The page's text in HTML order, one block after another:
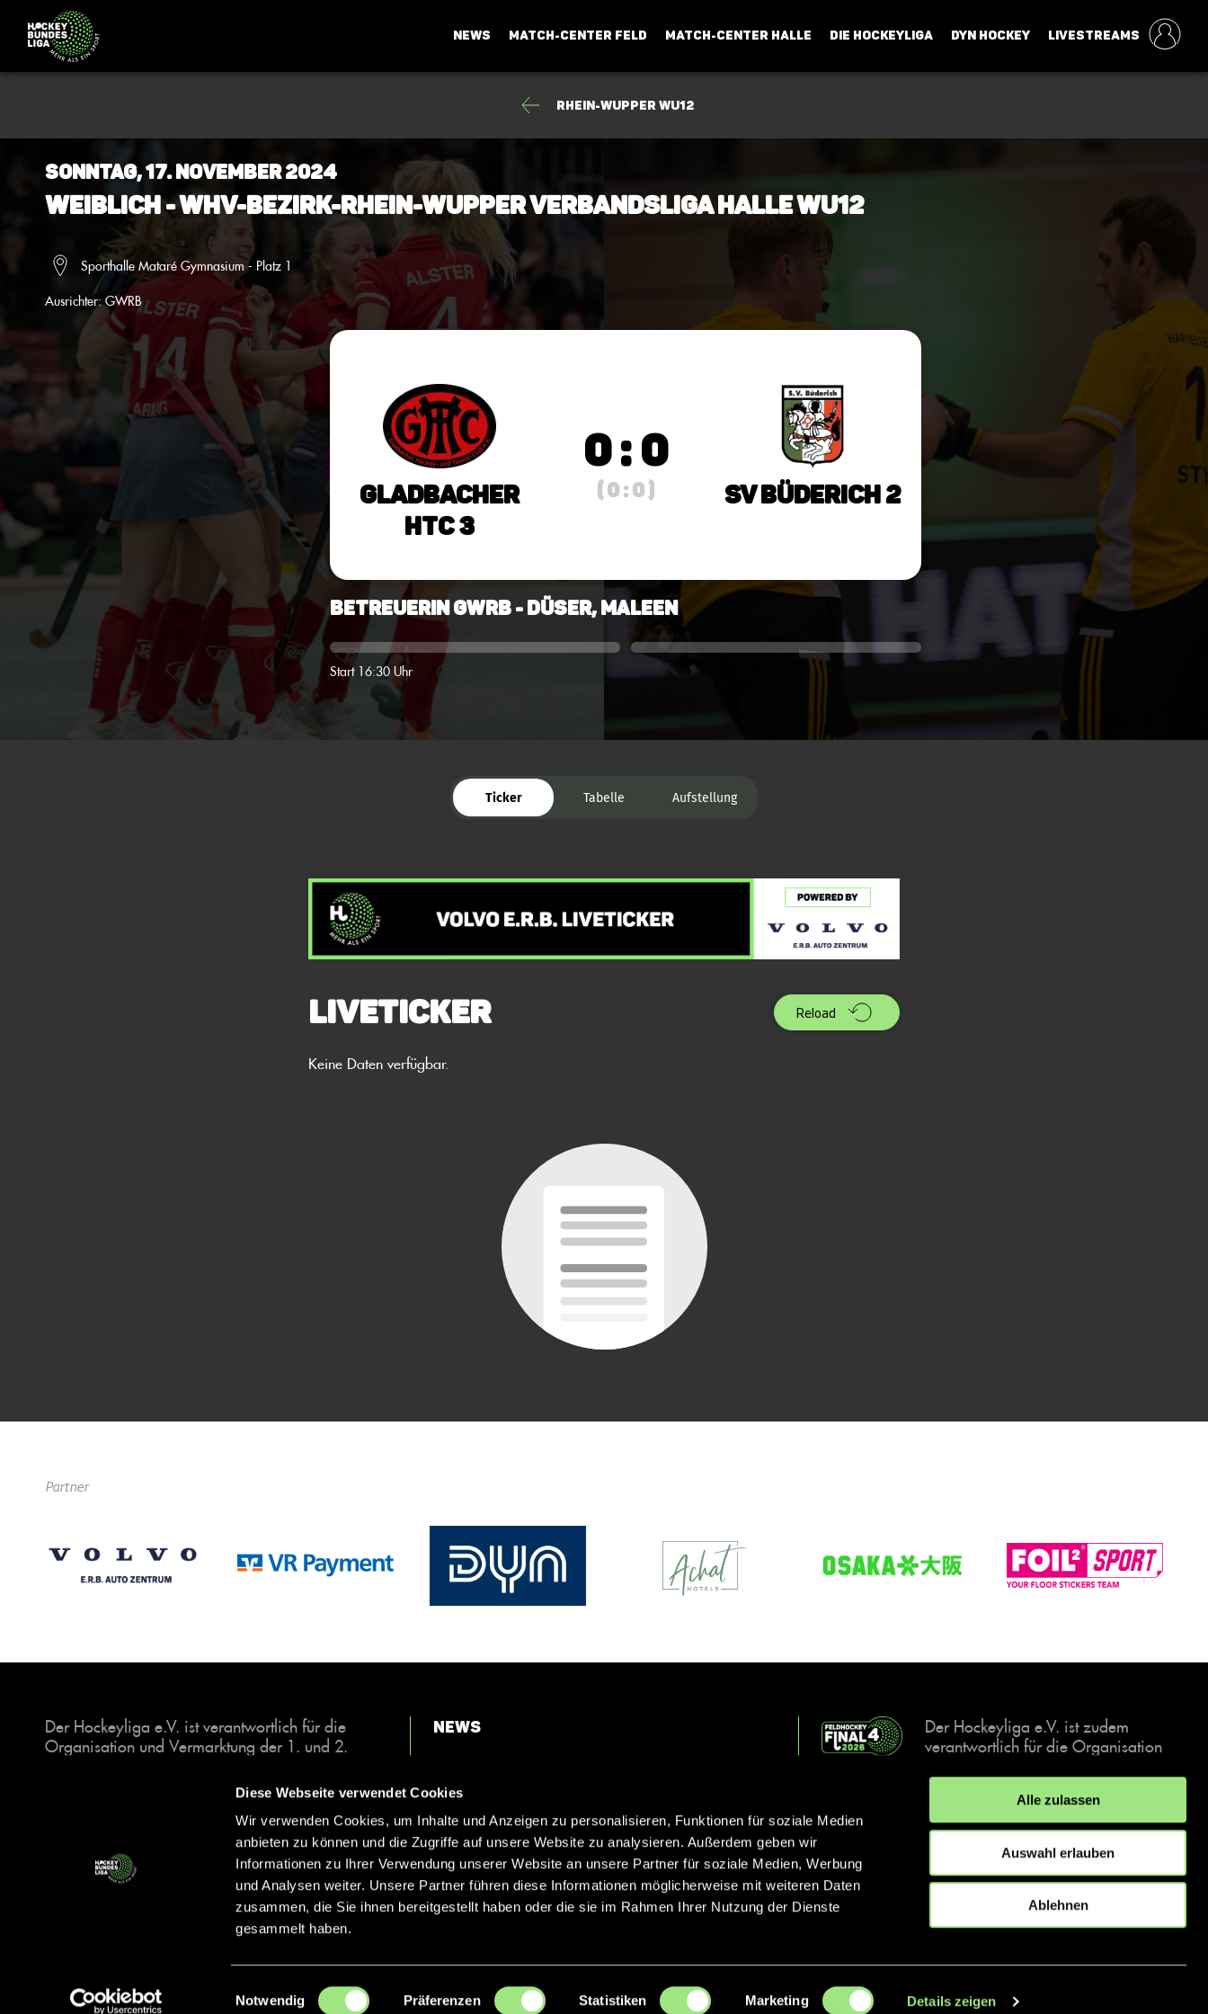
Diese Webseite verwendet Cookies
Wir verwenden Cookies, um Inhalte und Anzeigen zu personalisieren, Funktionen für soziale Medien
anbieten zu können und die Zugriffe auf unsere Website zu analysieren. Außerdem geben wir
Informationen zu Ihrer Verwendung unserer Website an unsere Partner für soziale Medien, Werbung
und Analysen weiter. Unsere Partner führen diese Informationen möglicherweise mit weiteren Daten
zusammen, die Sie ihnen bereitgestellt haben oder die sie im Rahmen Ihrer Nutzung der Dienste
gesammelt haben.
Einwilligungsauswahl
Notwendig Präferenzen Statistiken Marketing Details zeigen
Alle zulassen
Auswahl erlauben
Ablehnen
NEWS MATCH-CENTER FELD MATCH-CENTER HALLE DIE HOCKEYLIGA DYN HOCKEY LIVESTREAMS
Rhein-Wupper wU12
Sonntag, 17. November 2024
Weiblich - WHV-Bezirk-Rhein-Wupper Verbandsliga Halle wU12
Sporthalle Mataré Gymnasium - Platz 1
Ausrichter:GWRB
Gladbacher
HTC 3
0 : 0
( 0 : 0 ) SV Büderich 2
Betreuerin GWRB - Düser, Maleen
Start 16:30 Uhr
Ticker Tabelle Aufstellung
Liveticker Reload
Keine Daten verfügbar.
Partner
Der Hockeyliga e.V. ist verantwortlich für die
Organisation und Vermarktung der 1. und 2.
Halle. Insgesamt sind über 60 Vereine unter dem
Dach der Hockeyliga organisiert, sowohl im
Herren als auch im Damen Bereich.
News
Kontakt
Der Hockeyliga e.V. ist zudem
verantwortlich für die Organisation
Events, der deutschen Hockey-
Meisterschaften.
IMPRESSUM DATENSCHUTZERKLÄRUNG
© 2026 hockey.de